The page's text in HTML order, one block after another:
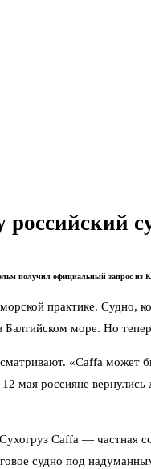
получил официальный запрос из
практике. Судно,
море. Но
«Caffa
мая россияне вернулись
Caffa — частная
судно под